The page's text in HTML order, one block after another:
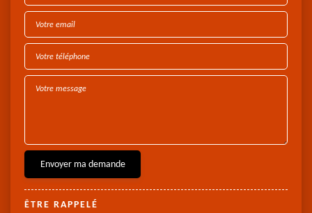
ÊTRE RAPPELÉ